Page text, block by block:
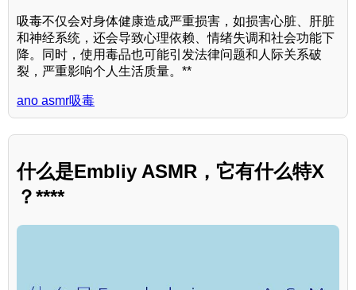
吸毒不仅会对身体健康造成严重损害，如损害心脏、肝脏
和神经系统，还会导致心理依赖、情绪失调和社会功能下
降。同时，使用毒品也可能引发法律问题和人际关系破
裂，严重影响个人生活质量。**
ano asmr吸毒
什么是Embliy ASMR，它有什么特X
？****